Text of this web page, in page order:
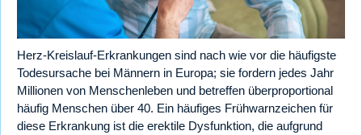
Herz-Kreislauf-Erkrankungen sind nach wie vor die häufigste
Todesursache bei Männern in Europa; sie fordern jedes Jahr
Millionen von Menschenleben und betreffen überproportional
häufig Menschen über 40. Ein häufiges Frühwarnzeichen für
diese Erkrankung ist die erektile Dysfunktion, die aufgrund